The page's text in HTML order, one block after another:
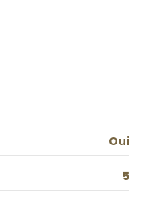
Oui
5